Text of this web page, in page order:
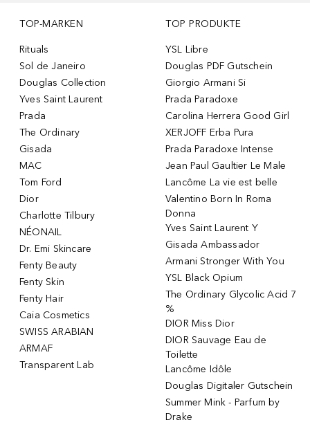
TOP-MARKEN
Rituals
Sol de Janeiro
Douglas Collection
Yves Saint Laurent
Prada
The Ordinary
Gisada
MAC
Tom Ford
Dior
Charlotte Tilbury
NÉONAIL
Dr. Emi Skincare
Fenty Beauty
Fenty Skin
Fenty Hair
Caia Cosmetics
SWISS ARABIAN
ARMAF
Transparent Lab
TOP PRODUKTE
YSL Libre
Douglas PDF Gutschein
Giorgio Armani Si
Prada Paradoxe
Carolina Herrera Good Girl
XERJOFF Erba Pura
Prada Paradoxe Intense
Jean Paul Gaultier Le Male
Lancôme La vie est belle
Valentino Born In Roma
Donna
Yves Saint Laurent Y
Gisada Ambassador
Armani Stronger With You
YSL Black Opium
The Ordinary Glycolic Acid 7
%
DIOR Miss Dior
DIOR Sauvage Eau de
Toilette
Lancôme Idôle
Douglas Digitaler Gutschein
Summer Mink - Parfum by
Drake